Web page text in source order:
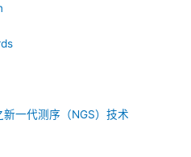
一代测序（NGS）技术